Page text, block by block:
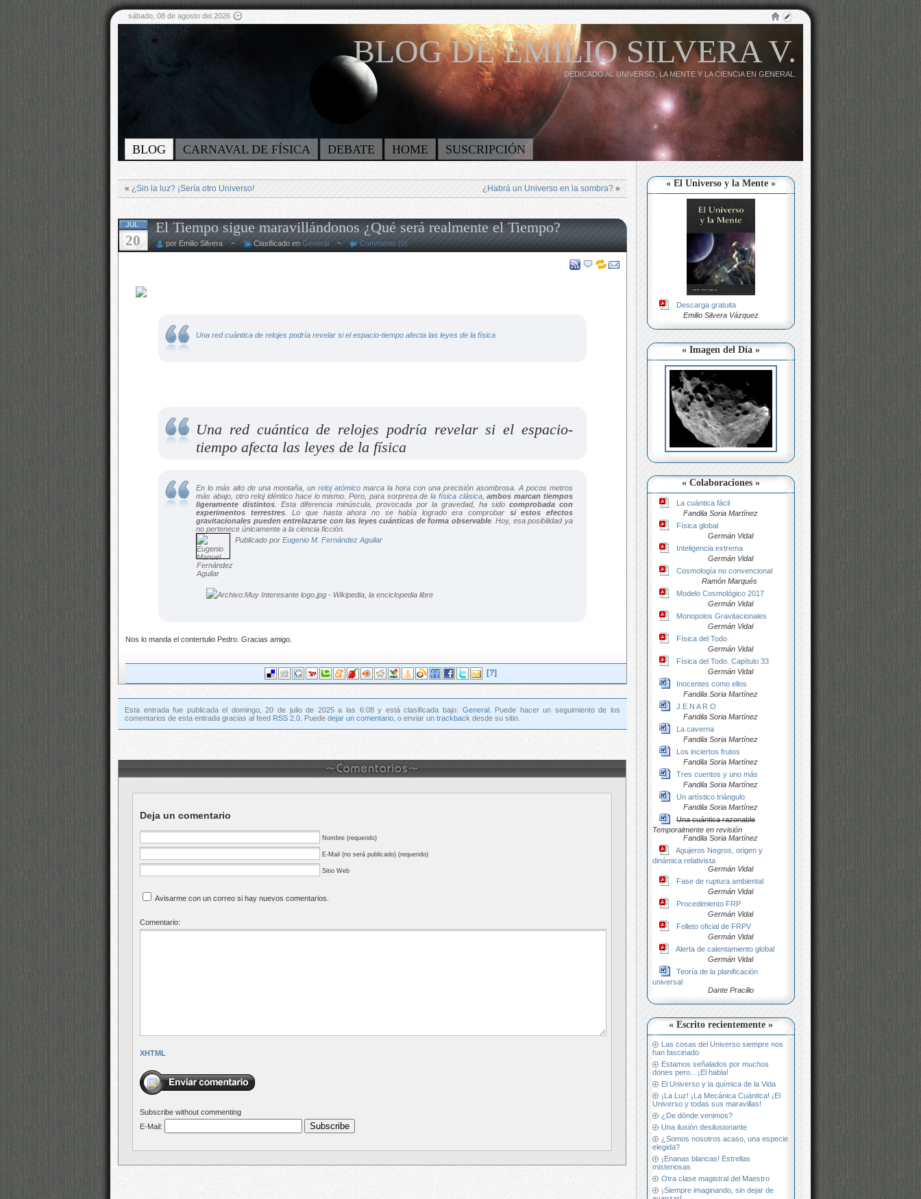
sábado, 08 de agosto del 2026
BLOG DE EMILIO SILVERA V.
DEDICADO AL UNIVERSO, LA MENTE Y LA CIENCIA EN GENERAL.
BLOG CARNAVAL DE FÍSICA DEBATE HOME SUSCRIPCIÓN
« El Universo y la Mente »
Descarga gratuita
Emilio Silvera Vázquez
« Imagen del Día »
« Colaboraciones »
La cuántica fácil
Fandila Soria Martínez
Física global
Germán Vidal
Inteligencia extrema
Germán Vidal
Cosmología no convencional
Ramón Marqués
Modelo Cosmológico 2017
Germán Vidal
Monopolos Gravitacionales
Germán Vidal
Física del Todo
Germán Vidal
Física del Todo. Capítulo 33
Germán Vidal
Inocentes como ellos
Fandila Soria Martínez
J E N A R O
Fandila Soria Martínez
La caverna
Fandila Soria Martínez
Los inciertos frutos
Fandila Soria Martínez
Tres cuentos y uno más
Fandila Soria Martínez
Un artístico triángulo
Fandila Soria Martínez
Una cuántica razonable
Temporalmente en revisión
Fandila Soria Martínez
Agujeros Negros, origen y
dinámica relativista
Germán Vidal
Fase de ruptura ambiental
Germán Vidal
Procedimiento FRP
Germán Vidal
Folleto oficial de FRPV
Germán Vidal
Alerta de calentamiento global
Germán Vidal
Teoría de la planificación
universal
Dante Pracilio
« Escrito recientemente »
Las cosas del Universo siempre nos
han fascinado
Estamos señalados por muchos
dones pero…¡El habla!
El Universo y la química de la Vida
¡La Luz! ¡La Mecánica Cuántica! ¡El
Universo y todas sus maravillas!
¿De dónde venimos?
Una ilusión desilusionante
¿Somos nosotros acaso, una especie
elegida?
¡Enanas blancas! Estrellas
misteriosas
Otra clase magistral del Maestro
¡Siempre imaginando, sin dejar de
« ¿Sin la luz? ¡Sería otro Universo! ¿Habrá un Universo en la sombra? »
JUL
20
El Tiempo sigue maravillándonos ¿Qué será realmente el Tiempo?
por Emilio Silvera ~ Clasificado en General ~ Comments (0)
Una red cuántica de relojes podría revelar si el espacio-tiempo afecta las leyes de la física
Una red cuántica de relojes podría revelar si el espacio-
tiempo afecta las leyes de la física
En lo más alto de una montaña, un reloj atómico marca la hora con una precisión asombrosa. A pocos metros
más abajo, otro reloj idéntico hace lo mismo. Pero, para sorpresa dela física clásica,ambos marcan tiempos
ligeramente distintos . Esta diferencia minúscula, provocada por la gravedad, ha sido comprobada con
experimentos terrestres. Lo que hasta ahora no se había logrado era comprobar si estos efectos
gravitacionales pueden entrelazarse con las leyes cuánticas de forma observable. Hoy, esa posibilidad ya
no pertenece únicamente a la ciencia ficción.
Publicado por Eugenio M. Fernández Aguilar
Nos lo manda el contertulio Pedro. Gracias amigo.
[?]
Esta entrada fue publicada el domingo, 20 de julio de 2025 a las 6:08 y está clasificada bajo: General. Puede hacer un seguimiento de los
comentarios de esta entrada gracias al feed RSS 2.0 . Puede dejar un comentario , o enviar un trackback desde su sitio.
Deja un comentario
Nombre (requerido)
E-Mail (no será publicado) (requerido)
Sitio Web
Avisarme con un correo si hay nuevos comentarios.
Comentario:
XHTML
Subscribe without commenting
E-Mail: